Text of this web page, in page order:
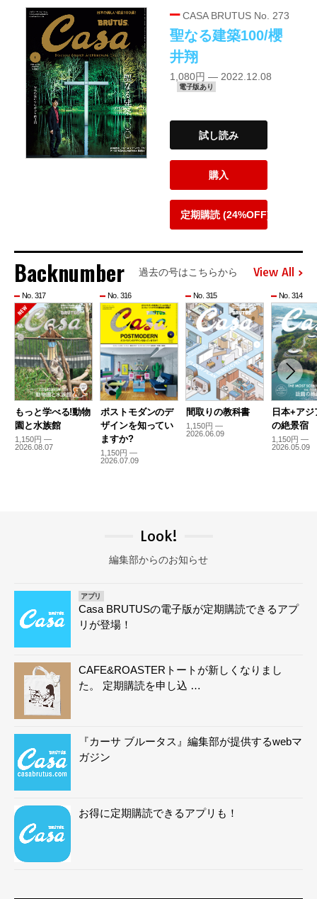
CASA BRUTUS No. 273
聖なる建築100/櫻
井翔
1,080円 — 2022.12.08
電子版あり
試し読み
購入
定期購読 (24%OFF)
Backnumber 過去の号はこちらから View All
No. 317
もっと学べる!動物
園と水族館
1,150円 —
2026.08.07
No. 316
ポストモダンのデ
ザインを知ってい
ますか?
1,150円 —
2026.07.09
No. 315
間取りの教科書
1,150円 —
2026.06.09
No. 314
日本+アジ
の絶景宿
1,150円 —
2026.05.09
Look!
編集部からのお知らせ
アプリ
Casa BRUTUSの電子版が定期購読できるアプ
リが登場！
CAFE&ROASTERトートが新しくなりまし
た。 定期購読を申し込 …
『カーサ ブルータス』編集部が提供するwebマ
ガジン
お得に定期購読できるアプリも！